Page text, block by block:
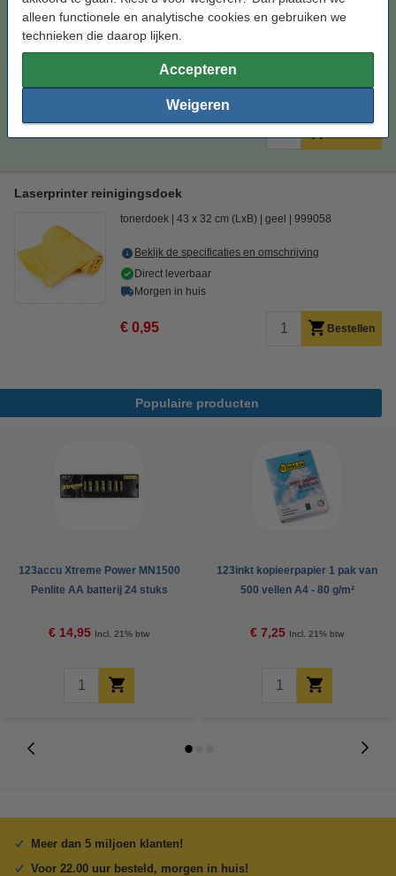
alleen functionele en analytische cookies en gebruiken we
technieken die daarop lijken.
Accepteren
Weigeren
Bekijk de specificaties en omschrijving
Direct leverbaar
Morgen in huis
Per pagina € 0,012
Laserprinter reinigingsdoek
tonerdoek 43 x 32 cm (LxB) geel 999058
Bekijk de specificaties en omschrijving
Direct leverbaar
Morgen in huis
€ 0,95 Bestellen
Populaire producten
123accu Xtreme Power MN1500
Penlite AA batterij 24 stuks
€ 14,95 Incl. 21% btw
123inkt kopieerpapier 1 pak van
500 vellen A4 - 80 g/m²
€ 7,25 Incl. 21% btw
Meer dan 5 miljoen klanten!
Voor 22.00 uur besteld, morgen in huis!